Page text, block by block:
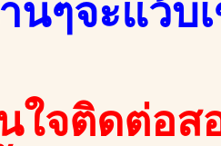
นๆจะแว้บ
ใจติดต่อส